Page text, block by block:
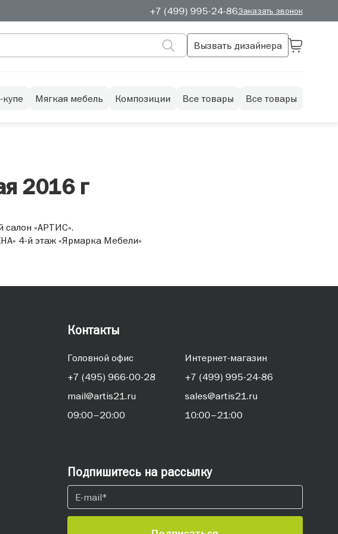
+7 (499) 995-24-86Заказать звонок
Вызвать дизайнера
Мягкая мебель Композиции Все товары Все товары
2016 г
«АРТИС».
4-й этаж «Ярмарка Мебели»
Контакты
Головной офис
+7 (495) 966-00-28
mail@artis21.ru
09:00–20:00
Интернет-магазин
+7 (499) 995-24-86
sales@artis21.ru
10:00–21:00
Подпишитесь на рассылку